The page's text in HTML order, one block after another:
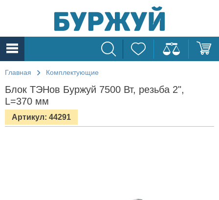
Главная Комплектующие
Блок ТЭНов Буржуй 7500 Вт, резьба 2",
L=370 мм
Артикул: 44291